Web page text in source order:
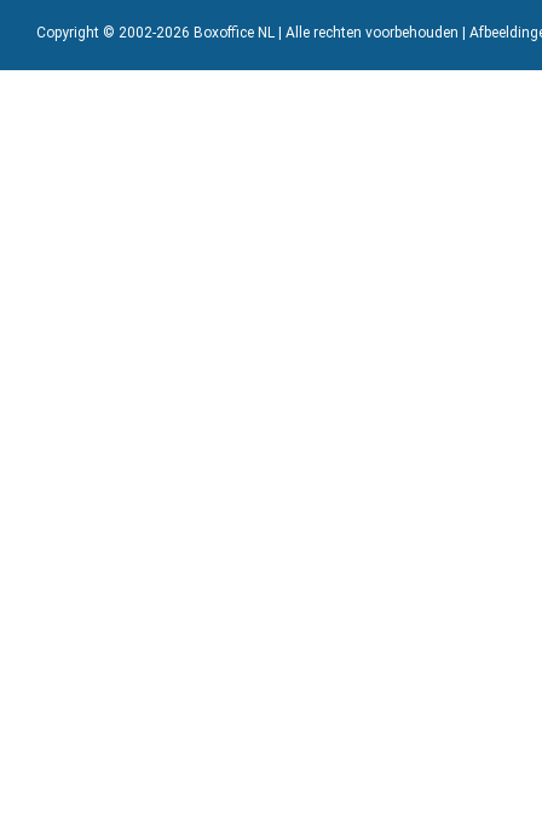
Copyright © 2002-2026 Boxoffice NL | Alle rechten voorbehouden |